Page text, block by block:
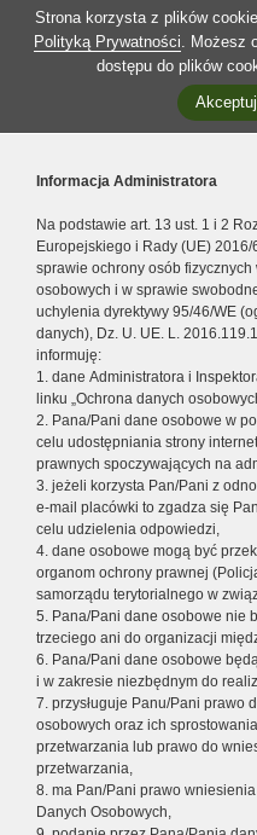
Strona korzysta z plików
Polityką Prywatności. Możesz
dostępu do plików
Informacja Administratora
Na podstawie art. 13 ust. 1 i 2
Europejskiego i Rady (UE)
sprawie ochrony osób
osobowych i w sprawie
uchylenia dyrektywy 95/46/WE
danych), Dz. U. UE. L.
informuję:
1. dane Administratora i
linku „Ochrona danych
2. Pana/Pani dane osobowe w
celu udostępniania strony
prawnych spoczywających na
3. jeżeli korzysta Pan/Pani z
e-mail placówki to zgadza się
celu udzielenia odpowiedzi,
4. dane osobowe mogą być
organom ochrony prawnej
samorządu terytorialnego w
5. Pana/Pani dane osobowe nie
trzeciego ani do organizacji
6. Pana/Pani dane osobowe
i w zakresie niezbędnym do
7. przysługuje Panu/Pani prawo
osobowych oraz ich
przetwarzania lub prawo do
przetwarzania,
8. ma Pan/Pani prawo
Danych Osobowych,